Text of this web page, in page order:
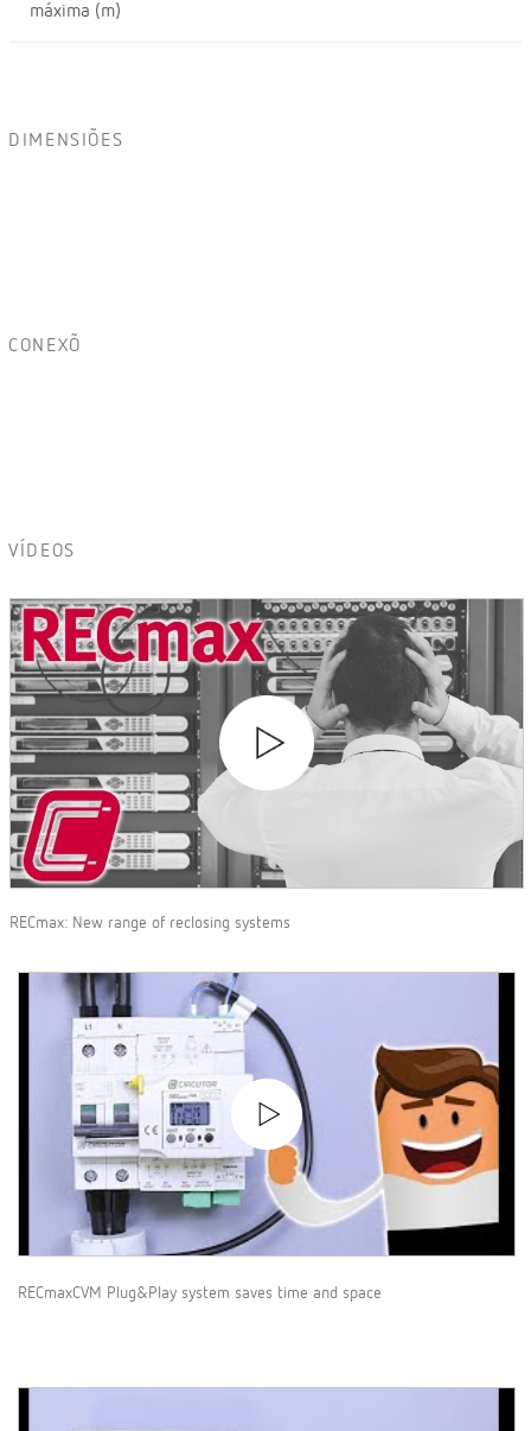
máxima (m)
DIMENSIÕES
CONEXÕ
VÍDEOS
RECmax: New range of reclosing systems
RECmaxCVM Plug&Play system saves time and space